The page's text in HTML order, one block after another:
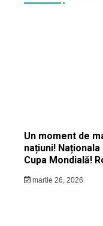
Un moment de
națiuni!
Cupa Mondială!
martie 26, 2026